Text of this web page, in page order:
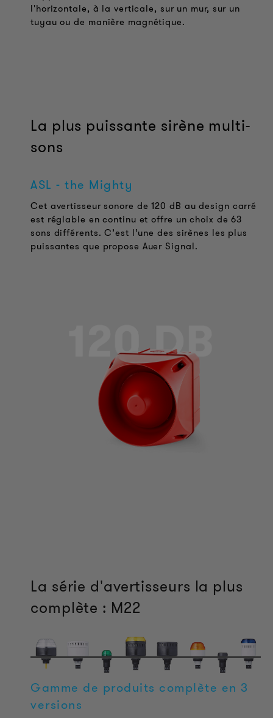
l'horizontale, à la verticale, sur un mur, sur un
tuyau ou de manière magnétique.
La plus puissante sirène multi-
sons
ASL - the Mighty
Cet avertisseur sonore de 120 dB au design carré
est réglable en continu et offre un choix de 63
sons différents. C’est l’une des sirènes les plus
puissantes que propose Auer Signal.
La série d'avertisseurs la plus
complète : M22
Gamme de produits complète en 3
versions